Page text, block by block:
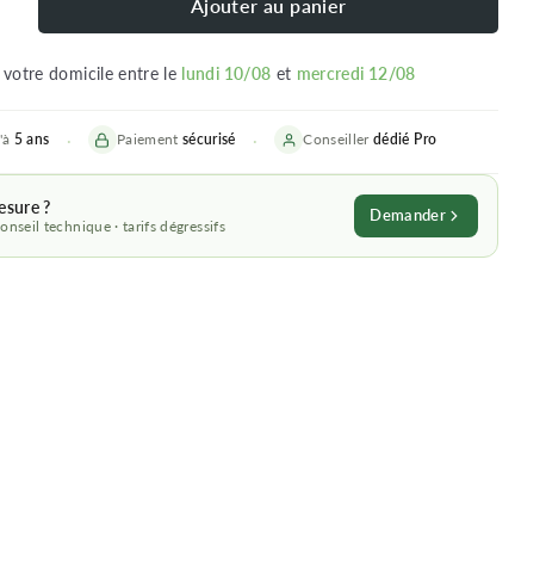
Ajouter au panier
votre domicile entre le lundi 10/08 et mercredi 12/08
5 ans Paiementsécurisé Conseillerdédié Pro
?
technique · tarifs dégressifs
Demander